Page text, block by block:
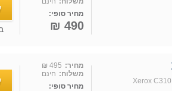
מחיר סופי:
490 ₪
טונר לייזר כחול XEROX 006R04357 2K מתאים לדגמיםXerox C310
מחיר: 495 ₪
משלוח: חינם
מחיר סופי: